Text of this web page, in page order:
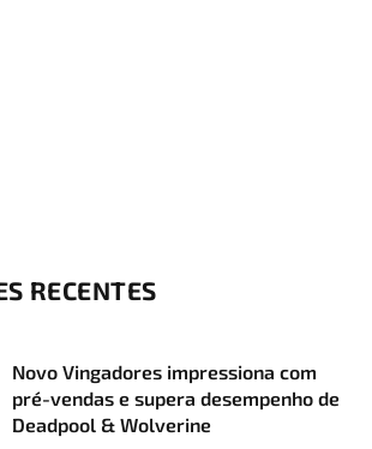
RECENTES
Novo Vingadores impressiona com
pré-vendas e supera desempenho de
Deadpool & Wolverine